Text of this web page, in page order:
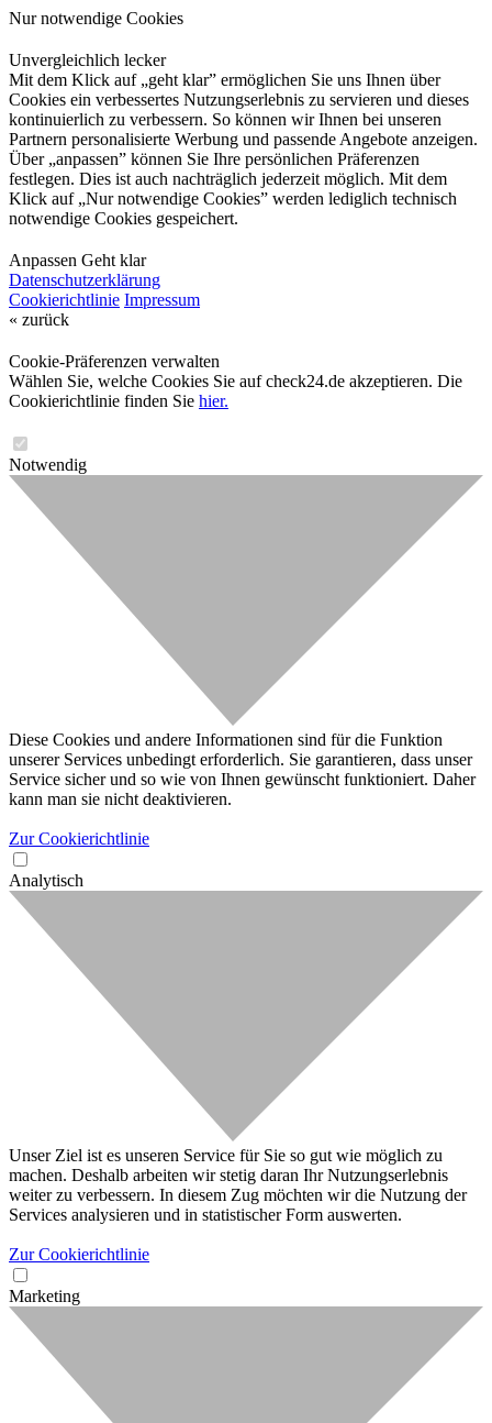
Nur notwendige Cookies
Unvergleichlich lecker
Mit dem Klick auf „geht klar” ermöglichen Sie uns Ihnen über
Cookies ein verbessertes Nutzungserlebnis zu servieren und dieses
kontinuierlich zu verbessern. So können wir Ihnen bei unseren
Partnern personalisierte Werbung und passende Angebote anzeigen.
Über „anpassen” können Sie Ihre persönlichen Präferenzen
festlegen. Dies ist auch nachträglich jederzeit möglich. Mit dem
Klick auf „Nur notwendige Cookies” werden lediglich technisch
notwendige Cookies gespeichert.
Anpassen Geht klar
Datenschutzerklärung
Cookierichtlinie Impressum
« zurück
Cookie-Präferenzen verwalten
Wählen Sie, welche Cookies Sie auf check24.de akzeptieren. Die
Cookierichtlinie finden Sie hier.
Notwendig
Diese Cookies und andere Informationen sind für die Funktion
unserer Services unbedingt erforderlich. Sie garantieren, dass unser
Service sicher und so wie von Ihnen gewünscht funktioniert. Daher
kann man sie nicht deaktivieren.
Zur Cookierichtlinie
Analytisch
Unser Ziel ist es unseren Service für Sie so gut wie möglich zu
machen. Deshalb arbeiten wir stetig daran Ihr Nutzungserlebnis
weiter zu verbessern. In diesem Zug möchten wir die Nutzung der
Services analysieren und in statistischer Form auswerten.
Zur Cookierichtlinie
Marketing